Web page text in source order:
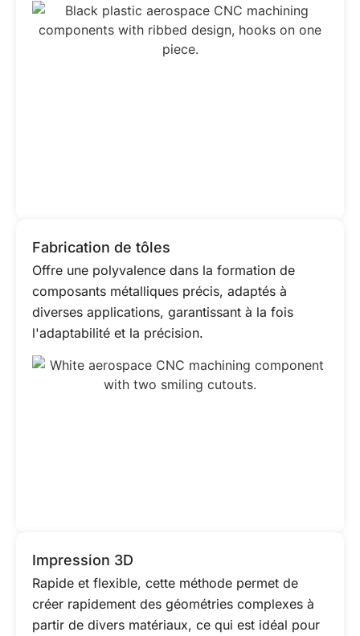
Fabrication de tôles
Offre une polyvalence dans la formation de
composants métalliques précis, adaptés à
diverses applications, garantissant à la fois
l'adaptabilité et la précision.
Impression 3D
Rapide et flexible, cette méthode permet de
créer rapidement des géométries complexes à
partir de divers matériaux, ce qui est idéal pour